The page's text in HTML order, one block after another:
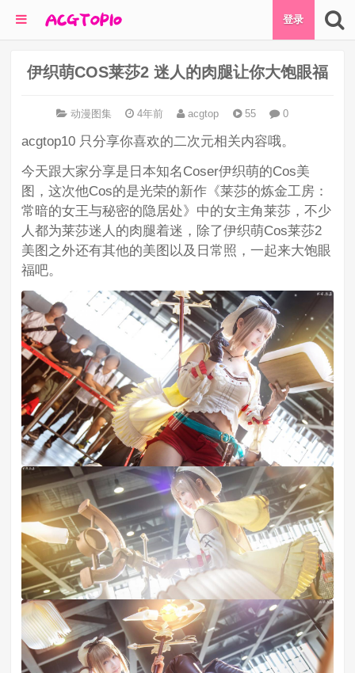
登录
伊织萌COS莱莎2 迷人的肉腿让你大饱眼福
动漫图集 4年前 acgtop 55 0
acgtop10 只分享你喜欢的二次元相关内容哦。
今天跟大家分享是日本知名Coser伊织萌的Cos美
图，这次他Cos的是光荣的新作《莱莎的炼金工房：
常暗的女王与秘密的隐居处》中的女主角莱莎，不少
人都为莱莎迷人的肉腿着迷，除了伊织萌Cos莱莎2
美图之外还有其他的美图以及日常照，一起来大饱眼
福吧。